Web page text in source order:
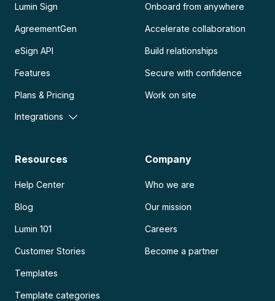
Lumin Sign
AgreementGen
eSign API
Features
Plans & Pricing
Integrations
Onboard from anywhere
Accelerate collaboration
Build relationships
Secure with confidence
Work on site
Resources
Help Center
Blog
Lumin 101
Customer Stories
Templates
Template categories
Company
Who we are
Our mission
Careers
Become a partner